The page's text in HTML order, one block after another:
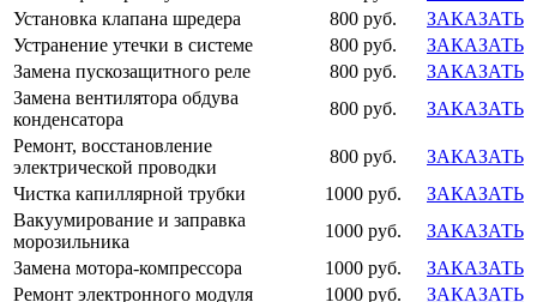
Установка клапана шредера
800 руб.
ЗАКАЗАТЬ
Устранение утечки в системе
800 руб.
ЗАКАЗАТЬ
Замена пускозащитного реле
800 руб.
ЗАКАЗАТЬ
Замена вентилятора обдува
конденсатора
800 руб.
ЗАКАЗАТЬ
Ремонт, восстановление
электрической проводки
800 руб.
ЗАКАЗАТЬ
Чистка капиллярной трубки
1000 руб.
ЗАКАЗАТЬ
Вакуумирование и заправка
морозильника
1000 руб.
ЗАКАЗАТЬ
Замена мотора-компрессора
1000 руб.
ЗАКАЗАТЬ
Ремонт электронного модуля
1000 руб.
ЗАКАЗАТЬ